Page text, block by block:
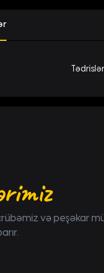
Tədrislər
və peşəkar